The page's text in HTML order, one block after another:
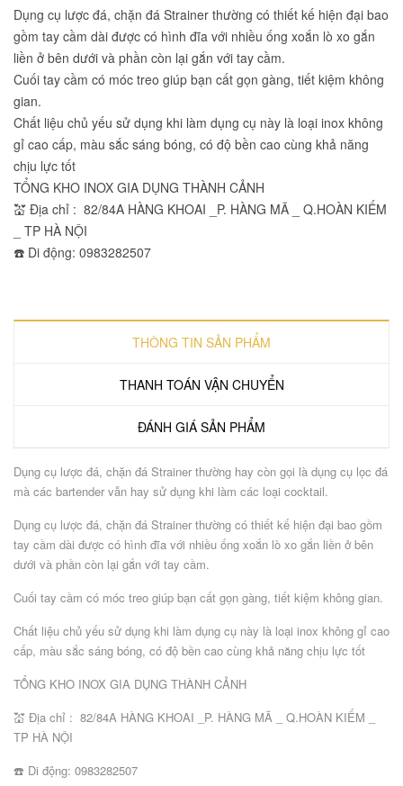
Dụng cụ lược đá, chặn đá Strainer thường có thiết kế hiện đại bao
gồm tay cầm dài được có hình đĩa với nhiều ống xoắn lò xo gắn
liền ở bên dưới và phần còn lại gắn với tay cầm.
Cuối tay cầm có móc treo giúp bạn cất gọn gàng, tiết kiệm không
gian.
Chất liệu chủ yếu sử dụng khi làm dụng cụ này là loại inox không
gỉ cao cấp, màu sắc sáng bóng, có độ bền cao cùng khả năng
chịu lực tốt
TỔNG KHO INOX GIA DỤNG THÀNH CẢNH
💒 Địa chỉ : 82/84A HÀNG KHOAI _P. HÀNG MÃ _ Q.HOÀN KIẾM
_ TP HÀ NỘI
☎️ Di động: 0983282507
THÔNG TIN SẢN PHẨM
THANH TOÁN VẬN CHUYỂN
ĐÁNH GIÁ SẢN PHẨM
Dụng cụ lược đá, chặn đá Strainer thường hay còn gọi là dụng cụ lọc đá
mà các bartender vẫn hay sử dụng khi làm các loại cocktail.
Dụng cụ lược đá, chặn đá Strainer thường có thiết kế hiện đại bao gồm
tay cầm dài được có hình đĩa với nhiều ống xoắn lò xo gắn liền ở bên
dưới và phần còn lại gắn với tay cầm.
Cuối tay cầm có móc treo giúp bạn cất gọn gàng, tiết kiệm không gian.
Chất liệu chủ yếu sử dụng khi làm dụng cụ này là loại inox không gỉ cao
cấp, màu sắc sáng bóng, có độ bền cao cùng khả năng chịu lực tốt
TỔNG KHO INOX GIA DỤNG THÀNH CẢNH
💒 Địa chỉ : 82/84A HÀNG KHOAI _P. HÀNG MÃ _ Q.HOÀN KIẾM _
TP HÀ NỘI
☎️ Di động: 0983282507